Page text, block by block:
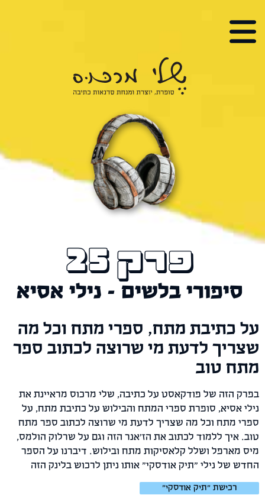
מרכוס
יוצרת ומנחת סדנאות כתיבה
פרק 25
בלשים - נילי אסיא
מתח, ספרי מתח וכל מה
לדעת מי שרוצה לכתוב ספר
טוב
הזה של פודקאסט על כתיבה, שלי מרכוס מראיינת את
אסיא, סופרת ספרי המתח והבילוש על כתיבת מתח, על
מתח וכל מה שצריך לדעת מי שרוצה לכתוב ספר מתח
ללמוד לכתוב את הז'אנר הזה וגם על שרלוק הולמס,
ושלל קלאסיקות מתח ובילוש. דיברנו על הספר
נילי "תיק אודסקי" אותו ניתן לרכוש בלינק הזה
רכישת "תיק אודסקי"